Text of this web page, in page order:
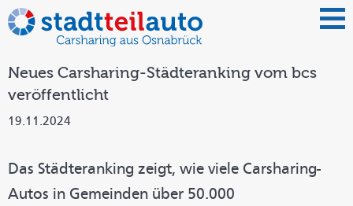
Neues Carsharing-Städteranking vom bcs
veröffentlicht
19.11.2024
Das Städteranking zeigt, wie viele Carsharing-
Autos in Gemeinden über 50.000